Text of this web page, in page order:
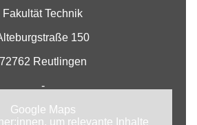
Fakultät Technik
150
72762 Reutlingen
-
Google Maps
um relevante Inhalte